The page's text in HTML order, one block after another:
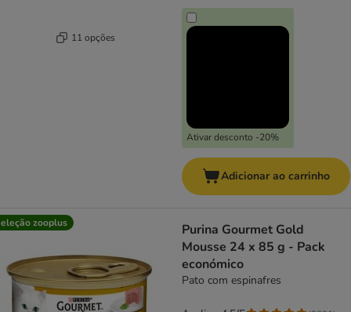
11 opções
Ativar desconto -20%
Adicionar ao carrinho
zooplus
Purina Gourmet Gold
Mousse 24 x 85 g - Pack
económico
Pato com espinafres